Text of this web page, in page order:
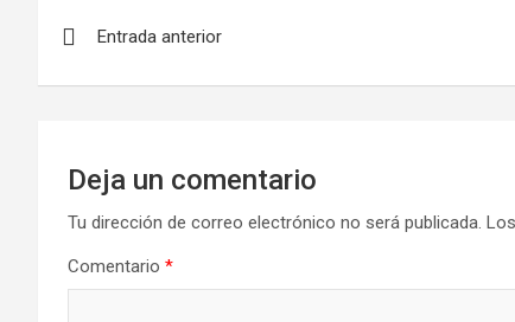
Entrada anterior
Deja un comentario
Tu dirección de correo electrónico no será publicada.
Comentario *